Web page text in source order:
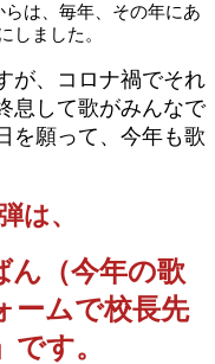
は、毎年、その年にあ
しました。
が、コロナ禍でそれ
息して歌がみんなで
を願って、今年も歌
は、
ん （今年の歌
ームで校長先
す。